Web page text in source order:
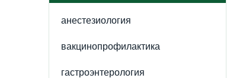
анестезиология
вакцинопрофилактика
гастроэнтерология